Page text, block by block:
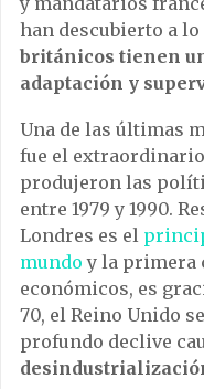
han descubierto a
británicos tienen
adaptación y
Una de las últimas
fue el
produjeron las
entre 1979 y 1990.
Londres es el
mundo y la primera
económicos, es
70, el Reino Unido
profundo declive